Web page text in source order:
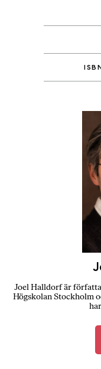
Joel Halldorf är
Högskolan Stockholm